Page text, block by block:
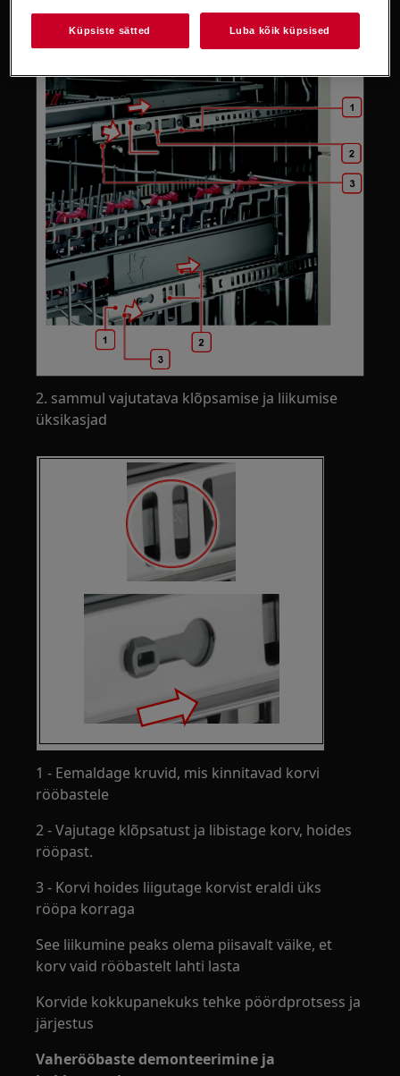
seda tehakse nii, et korvid oleksid täielikult
väljas
2. sammul vajutatava klõpsamise ja liikumise
üksikasjad
1 - Eemaldage kruvid, mis kinnitavad korvi
rööbastele
2 - Vajutage klõpsatust ja libistage korv, hoides
rööpast.
3 - Korvi hoides liigutage korvist eraldi üks
rööpa korraga
See liikumine peaks olema piisavalt väike, et
korv vaid rööbastelt lahti lasta
Korvide kokkupanekuks tehke pöördprotsess ja
järjestus
Vaherööbaste demonteerimine ja
Küpsiste sätted Luba kõik küpsised